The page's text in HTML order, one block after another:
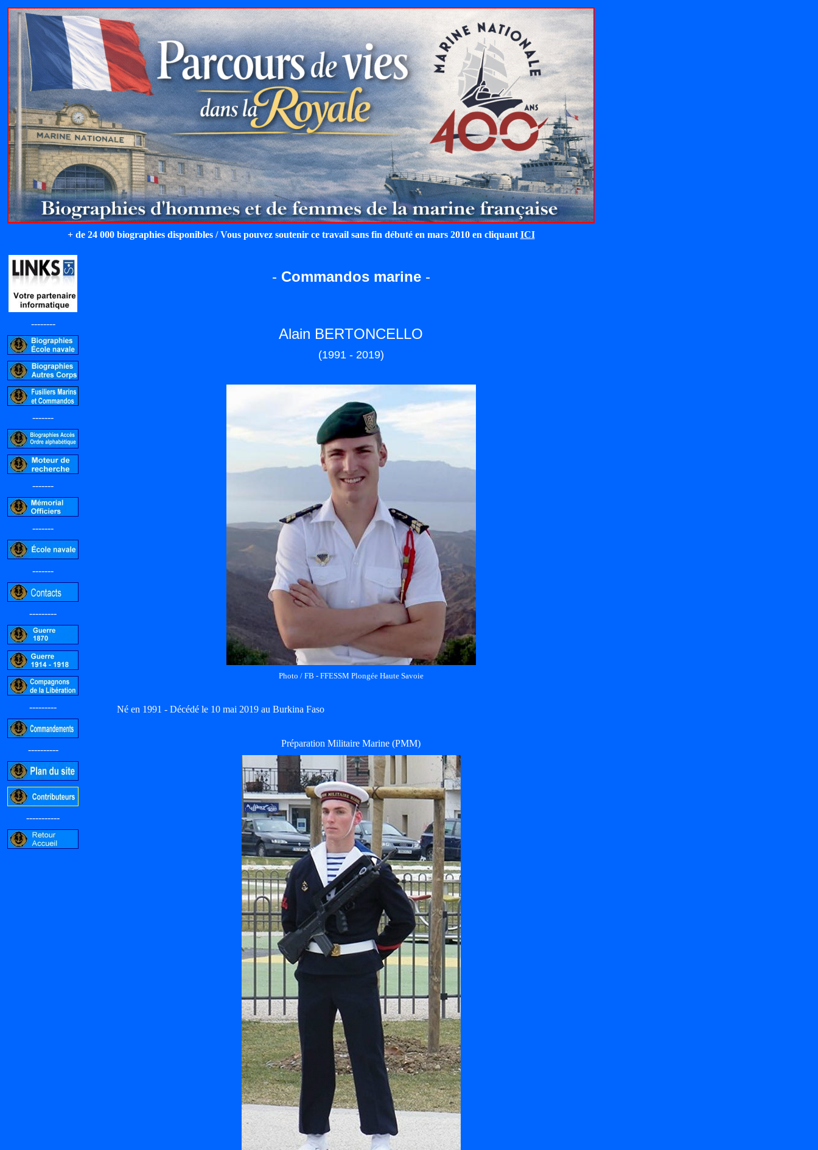
+ de 24 000 biographies disponibles / Vous pouvez soutenir ce travail sans fin débuté en mars 2010 en cliquant ICI
--------
-------
-------
-------
-------
---------
---------
----------
-----------
- Commandos marine-
Alain BERTONCELLO
(1991 - 2019)
Photo / FB - FFESSM Plongée Haute Savoie
Né en 1991 - Décédé le 10 mai 2019 au Burkina Faso
Préparation Militaire Marine (PMM)